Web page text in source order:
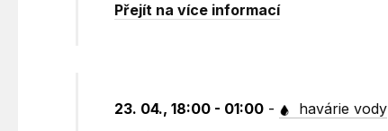
Přejít na více informací
23. 04., 18:00 - 01:00 - havárie vody